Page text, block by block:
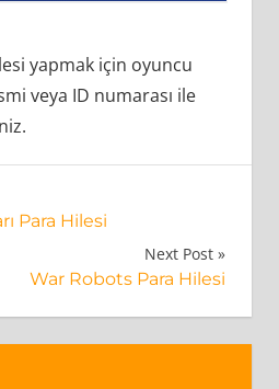
yapmak için oyuncu
veya ID numarası ile
Para Hilesi
Next Post
War Robots Para Hilesi